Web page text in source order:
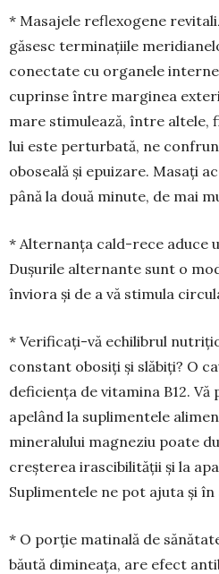
* Masajele reflexogene
găsesc terminațiile
conectate cu organele
cuprin­se între marginea
ma­re stimulează, între altele,
lui este per­tur­bată, ne
oboseală și epuizare. Masați
până la două minute, de mai
* Alternanța cald-rece aduce
Dușurile alternante sunt o
înviora și de a vă sti­mula
* Verificați-vă echilibrul
constant obosiți și slăbiți? O
deficiența de vitamina B12.
apelând la suplimentele
mineralului mag­neziu poate
creșterea irasci­bilității și la
Suplimentele ne pot ajuta și în
* O porție matinală de
băută dimineața, are efect